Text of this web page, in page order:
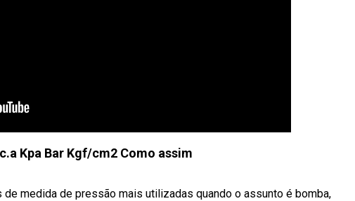
Kpa Bar Kgf/cm2 Como assim
medida de pressão mais utilizadas quando o assunto é bomba,